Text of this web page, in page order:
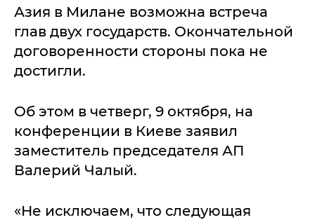
Азия в Милане возможна встреча
глав двух государств. Окончательной
договоренности стороны пока не
достигли.
Об этом в четверг, 9 октября, на
конференции в Киеве заявил
заместитель председателя АП
Валерий Чалый.
«Не исключаем, что следующая